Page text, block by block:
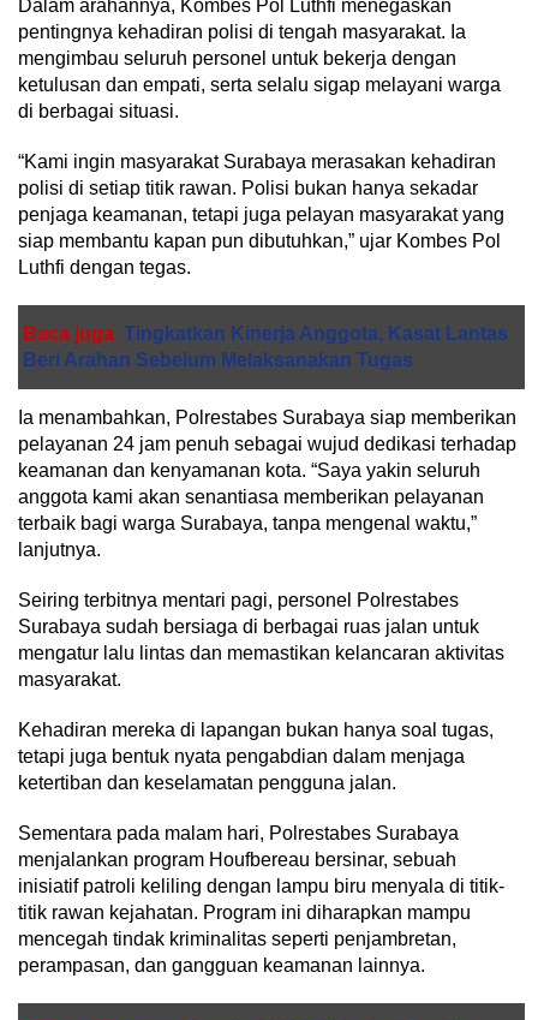
Dalam arahannya, Kombes Pol Luthfi menegaskan
pentingnya kehadiran polisi di tengah masyarakat. Ia
mengimbau seluruh personel untuk bekerja dengan
ketulusan dan empati, serta selalu sigap melayani warga
di berbagai situasi.
“Kami ingin masyarakat Surabaya merasakan kehadiran
polisi di setiap titik rawan. Polisi bukan hanya sekadar
penjaga keamanan, tetapi juga pelayan masyarakat yang
siap membantu kapan pun dibutuhkan,” ujar Kombes Pol
Luthfi dengan tegas.
Baca juga Tingkatkan Kinerja Anggota, Kasat Lantas
Beri Arahan Sebelum Melaksanakan Tugas
Ia menambahkan, Polrestabes Surabaya siap memberikan
pelayanan 24 jam penuh sebagai wujud dedikasi terhadap
keamanan dan kenyamanan kota. “Saya yakin seluruh
anggota kami akan senantiasa memberikan pelayanan
terbaik bagi warga Surabaya, tanpa mengenal waktu,”
lanjutnya.
Seiring terbitnya mentari pagi, personel Polrestabes
Surabaya sudah bersiaga di berbagai ruas jalan untuk
mengatur lalu lintas dan memastikan kelancaran aktivitas
masyarakat.
Kehadiran mereka di lapangan bukan hanya soal tugas,
tetapi juga bentuk nyata pengabdian dalam menjaga
ketertiban dan keselamatan pengguna jalan.
Sementara pada malam hari, Polrestabes Surabaya
menjalankan program Houfbereau bersinar, sebuah
inisiatif patroli keliling dengan lampu biru menyala di titik-
titik rawan kejahatan. Program ini diharapkan mampu
mencegah tindak kriminalitas seperti penjambretan,
perampasan, dan gangguan keamanan lainnya.